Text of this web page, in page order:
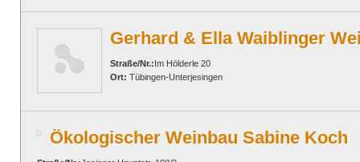
Gerhard & Ella Waiblinger
Straße/Nr.:Im Hölderle 20
Ort: Tübingen-Unterjesingen
Ökologischer Weinbau Sabine Koch